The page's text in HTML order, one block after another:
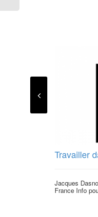
Travailler
Jacques
France Info